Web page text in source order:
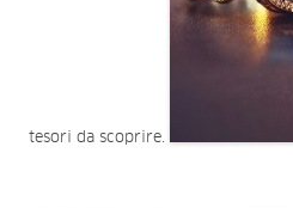
tesori da scoprire.